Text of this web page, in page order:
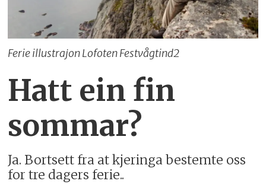
Ferie illustrajon Lofoten Festvågtind2
Hatt ein fin
sommar?
Ja. Bortsett fra at kjeringa bestemte oss
for tre dagers ferie..